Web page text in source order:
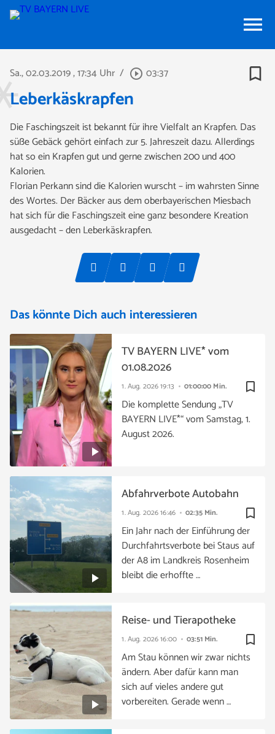
menu
Sa., 02.03.2019, 17:34 Uhr / play_circle_outline 03:37 bookmark_border
Leberkäskrapfen
Die Faschingszeit ist bekannt für ihre Vielfalt an Krapfen. Das
süße Gebäck gehört einfach zur 5. Jahreszeit dazu. Allerdings
hat so ein Krapfen gut und gerne zwischen 200 und 400
Kalorien.
Florian Perkann sind die Kalorien wurscht – im wahrsten Sinne
des Wortes. Der Bäcker aus dem oberbayerischen Miesbach
hat sich für die Faschingszeit eine ganz besondere Kreation
ausgedacht – den Leberkäskrapfen.
Das könnte Dich auch interessieren
bookmark_border
1. Aug. 202619:13 01:00:00 Min.
TV BAYERN LIVE* vom
01.08.2026
Die komplette Sendung „TV
BAYERN LIVE*“ vom Samstag, 1.
August 2026.
bookmark_border
1. Aug. 202616:46 02:35 Min.
Abfahrverbote Autobahn
Ein Jahr nach der Einführung der
Durchfahrtsverbote bei Staus auf
der A8 im Landkreis Rosenheim
bleibt die erhoffte …
bookmark_border
1. Aug. 202616:00 03:51 Min.
Reise- und Tierapotheke
Am Stau können wir zwar nichts
ändern. Aber dafür kann man
sich auf vieles andere gut
vorbereiten. Gerade wenn …